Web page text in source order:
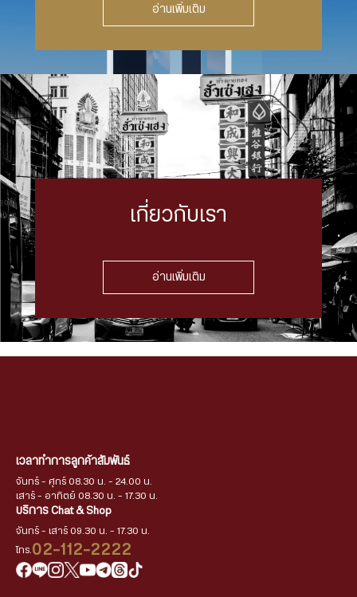
อ่านเพิ่มเติม
เกี่ยวกับเรา
อ่านเพิ่มเติม
เวลาทำการลูกค้าสัมพันธ์
จันทร์ - ศุกร์ 08.30 น. - 24.00 น.
เสาร์ - อาทิตย์ 08.30 น. - 17.30 น.
บริการ Chat & Shop
จันทร์ - เสาร์ 09.30 น. - 17.30 น.
โทร. 02-112-2222